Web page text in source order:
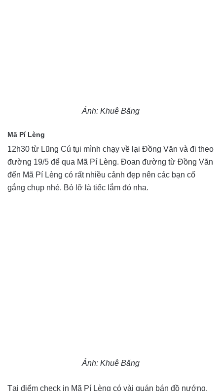
Ảnh: Khuê Băng
Mã Pí Lèng
12h30 từ Lũng Cú tụi mình chạy về lại Đồng Văn và đi theo
đường 19/5 để qua Mã Pí Lèng. Đoan đường từ Đồng Văn
đến Mã Pí Lèng có rất nhiều cảnh đẹp nên các bạn cố
gắng chụp nhé. Bỏ lỡ là tiếc lắm đó nha.
Ảnh: Khuê Băng
Tại điểm check in Mã Pí Lèng có vài quán bán đồ nướng.